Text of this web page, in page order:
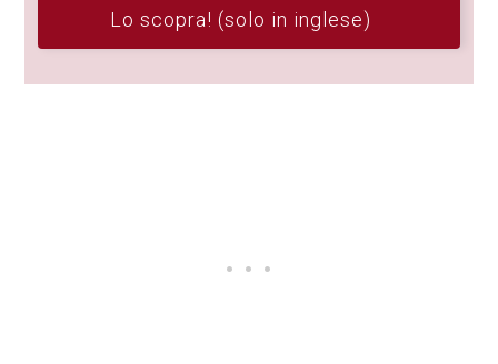
Lo scopra! (solo in inglese)